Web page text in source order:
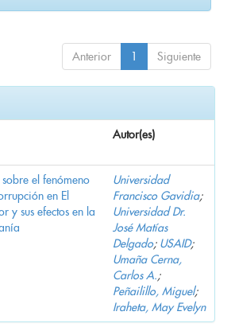
Anterior 1 Siguiente
Autor(es)
sobre el fenómeno
en El
y sus efectos en la
Universidad
Francisco Gavidia;
Universidad Dr.
José Matías
Delgado; USAID;
Umaña Cerna,
Carlos A.;
Peñailillo, Miguel;
Iraheta, May Evelyn